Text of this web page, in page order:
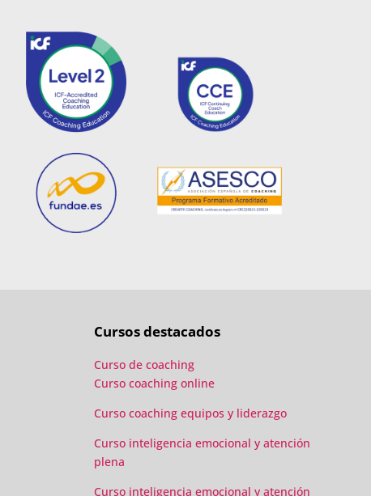
Cursos destacados
Curso de coaching
Curso coaching online
Curso coaching equipos y liderazgo
Curso inteligencia emocional y atención
plena
Curso inteligencia emocional y atención